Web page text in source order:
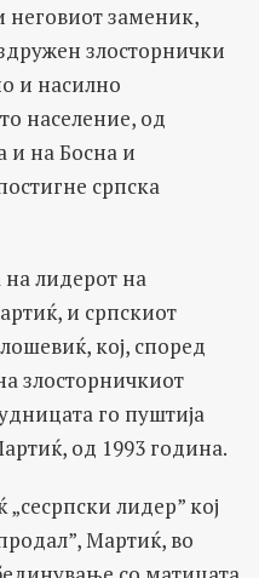
неговиот заменик,
злосторнички
и насилно
население, од
и на Босна и
српска
на лидерот на
и српскиот
кој, според
злосторничкиот
го пуштија
од 1993 година.
лидер” кој
Мартиќ, во